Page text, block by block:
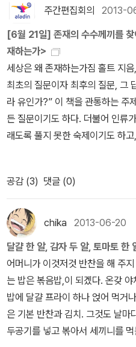
가는 편지에 희망과 사랑을 담는
부동산 버블이 붕괴하던 과거와
출신의 다양한 캐릭터들이 잘 짜
힌 소설.. 무엇보다 좋았던 건 요
서사의 힘을 다시 느낄 수 있어
다 잡을 수 있는 최고의 작품. 누
자 X의 헌신> 히가시노 게이고
리소설을 가장한 사랑이야기. 사
까지 갈 수 있는지 실감할 수 있다
모든 희망을 잃고 죽을 날만 기다
가미.. 어느 날 그의 이웃집에 이사
기 쉽고 맑은 물은 오염되기 쉬운
이시가미의 헌신은 끝내 좌절되고
을 원작으로 한국판 용의자x가 제
요원, 조진웅 주연이었는데 흥행
원작의 묘미와 의도를 잘 살린 수
의 연기가 좋았고 방은진 감독의
류승범의 연기는 원작소설보다 더
원작과 결말이 확연히 다르다. 한
나보다. 주로 현대문학, 재인에서
역자는 양윤옥, 김난주, 양억관, 이
하다. 뭐 인지도 있는 작가이다보
개인적으로 <방황하는 칼날>을 재미
다 히데오 ]임순례 감독의 손에 의
어>가 기대이하의 흥행을 하면서
받지 못했다. 어쨌든 그의 신간인
<쥰 페이, 다시 생각해!>도 같은 시기에
집어들지 않을 수 없다. 모두 황
의 책이 나오고 있다. 신간인
은
<제노사이드>는 적절한 홍보와
힌 것 같다. [ 요코야마 히데오 ]듬성듬성하지만 그래도 꾸
준히 번역돼고 있는 작가 중 한명
다 1998년 마쓰모토 세이초상을
이머즈 하이>가 합본되어 재출간
가 번역돼기도 했다. <루팡의 소
데 이번 <64>가 꽤 읽을 만 하다고 들었다
리 ]여류작가 중에서는 에쿠니 가
어떨런지 모르겠는데, <냉정과
를 미뤘다. 완간이 됐으니 세트와
져 나왔다. 다카도 가즈아키의 신
에쿠니 가오리의 <한낮인데 어두
는 역시 내 스타일로 다카노 가즈
가오리는 여성독자들의 지지를 받
이 아닐까 싶다. 이 주에도 일본소설이 강세다. 소개하고싶
은 책이 더 있다. 누쿠이 도쿠로
고야> 그리고 나쓰메 소세키의 <
고양이에 관한 소설인데 저번주
었던 것으로 기억한다. 언제 한번 다
설명이 필요하랴. 당기면 읽어라.
울렸다>도 예판에 들어갔다. 이 표
와있는지는 알라딘 고객센터에 문의하세요. <
마법의 산>이란 제목으로 나온다.
사. <마법의 산>으로 번역하니까
공중전과 문학>이 인문서가에 꽂
보고 떠오른 책이 있는데 제길 생각이 안난
는 다비드 포앙키노스의 <레논>
주간편집회의 2013-
[6월 21일] 존재의 수수께끼를
재하는가>
세상은 왜 존재하는가짐 홀트 지
최초의 질문이자 최후의 질문, 그
라 유인가?” 이 책을 관통하는 주
든 질문이기도 하다. 더불어 인류
래도록 풀지 못한 숙제이기도 하
두고 현실의 삶에 집중하지만, 소
줄 알면서도 여전히 이 문제에 매
이 모든 사람들에 대한 취재이자,
랜서 작가 짐 홀트는 어렸을 때부
셨다고 배웠지만, 종교에서 한 발
사실을 깨닫고는 이 문제에 천착
께끼를 풀기 위해 철학자와 신학
고 신화학자와 소설가를 차례로
속의 그리고 오늘의 모범 답안을
는 애완견과 어머니의 죽음을 겪
기를 이렇게 정리할 수도 있겠다.
공감 (3) 댓글 (0)
chika 2013-06-20
달걀 한 알, 감자 두 알, 토마토 한
어머니가 이것저것 반찬을 해 주
는 밥은 볶음밥,이 되겠다. 온갖
밥에 달걀 프라이 하나 얹어 먹거
은 기본 반찬과 김치. 그것도 날마
두공기를 넣고 볶아서 세끼니를